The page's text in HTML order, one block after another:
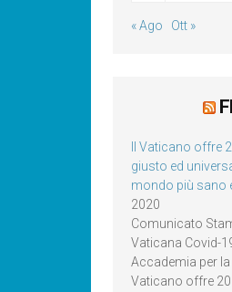
« Ago Ott »
Il Vaticano offre
giusto ed
mondo più sano
2020
Comunicato
Vaticana Covid-
Accademia per la
Vaticano offre